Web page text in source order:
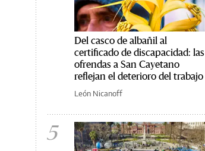
Del casco de albañil al
certificado de discapacidad: las
ofrendas a San Cayetano
reflejan el deterioro del trabajo
León Nicanoff
5